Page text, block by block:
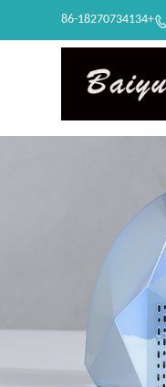

+86-18270734134